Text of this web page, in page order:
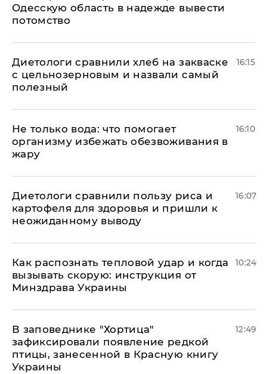
Одесскую область в надежде вывести
потомство
Диетологи сравнили хлеб на закваске
с цельнозерновым и назвали самый
полезный
16:15
Не только вода: что помогает
организму избежать обезвоживания в
жару
16:10
Диетологи сравнили пользу риса и
картофеля для здоровья и пришли к
неожиданному выводу
16:07
Как распознать тепловой удар и когда
вызывать скорую: инструкция от
Минздрава Украины
10:24
В заповеднике "Хортица"
зафиксировали появление редкой
птицы, занесенной в Красную книгу
Украины
12:49